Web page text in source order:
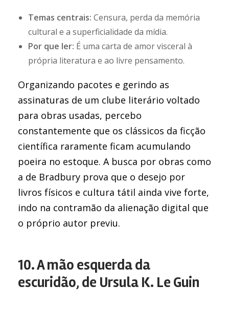
Temas centrais: Censura, perda da memória
cultural e a superficialidade da mídia.
Por que ler: É uma carta de amor visceral à
própria literatura e ao livre pensamento.
Organizando pacotes e gerindo as
assinaturas de um clube literário voltado
para obras usadas, percebo
constantemente que os clássicos da ficção
científica raramente ficam acumulando
poeira no estoque. A busca por obras como
a de Bradbury prova que o desejo por
livros físicos e cultura tátil ainda vive forte,
indo na contramão da alienação digital que
o próprio autor previu.
10. A mão esquerda da
escuridão, de Ursula K. Le Guin